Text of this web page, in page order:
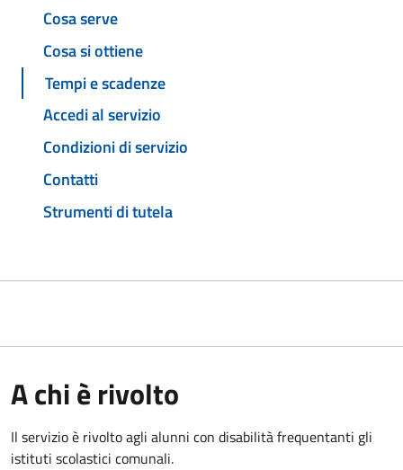
Cosa serve
Cosa si ottiene
Tempi e scadenze
Accedi al servizio
Condizioni di servizio
Contatti
Strumenti di tutela
A chi è rivolto
Il servizio è rivolto agli alunni con disabilità frequentanti gli
istituti scolastici comunali.